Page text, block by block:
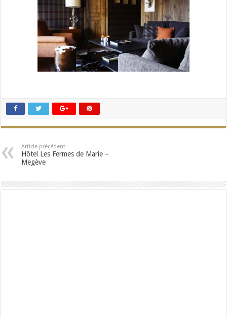
Article précédent
Hôtel Les Fermes de Marie –
Megève